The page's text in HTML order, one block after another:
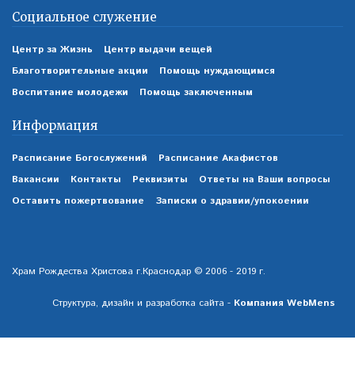
Социальное служение
Центр за Жизнь
Центр выдачи вещей
Благотворительные акции
Помощь нуждающимся
Воспитание молодежи
Помощь заключенным
Информация
Расписание Богослужений
Расписание Акафистов
Вакансии
Контакты Реквизиты
Ответы на Ваши вопросы
Оставить пожертвование
Записки о здравии/упокоении
Храм Рождества Христова г.Краснодар © 2006 - 2019 г.
Структура, дизайн и разработка сайта - Компания WebMens